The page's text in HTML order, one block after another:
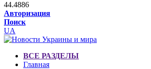
44.4886
Авторизация
Поиск
UA
ВСЕ РАЗДЕЛЫ
Главная